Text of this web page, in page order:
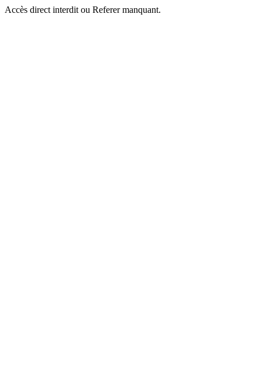
Accès direct interdit ou Referer manquant.